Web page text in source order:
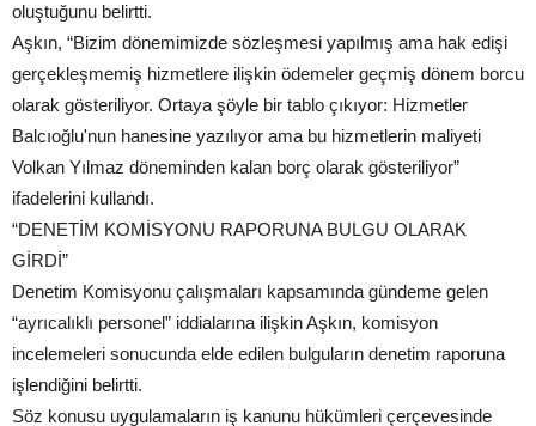
oluştuğunu belirtti.
Aşkın, “Bizim dönemimizde sözleşmesi yapılmış ama hak edişi
gerçekleşmemiş hizmetlere ilişkin ödemeler geçmiş dönem borcu
olarak gösteriliyor. Ortaya şöyle bir tablo çıkıyor: Hizmetler
Balcıoğlu'nun hanesine yazılıyor ama bu hizmetlerin maliyeti
Volkan Yılmaz döneminden kalan borç olarak gösteriliyor”
ifadelerini kullandı.
“DENETİM KOMİSYONU RAPORUNA BULGU OLARAK
GİRDİ”
Denetim Komisyonu çalışmaları kapsamında gündeme gelen
“ayrıcalıklı personel” iddialarına ilişkin Aşkın, komisyon
incelemeleri sonucunda elde edilen bulguların denetim raporuna
işlendiğini belirtti.
Söz konusu uygulamaların iş kanunu hükümleri çerçevesinde